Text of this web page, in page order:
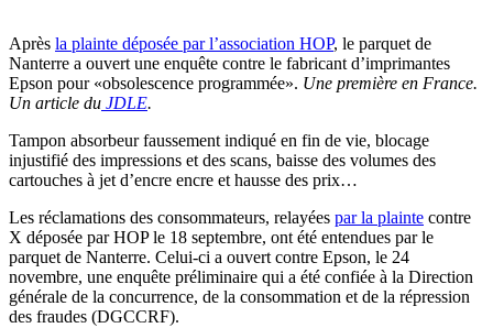
Après la plainte déposée par l’association HOP, le parquet de
Nanterre a ouvert une enquête contre le fabricant d’imprimantes
Epson pour «obsolescence programmée». Une première en France.
Un article du JDLE.
Tampon absorbeur faussement indiqué en fin de vie, blocage
injustifié des impressions et des scans, baisse des volumes des
cartouches à jet d’encre encre et hausse des prix…
Les réclamations des consommateurs, relayées par la plainte contre
X déposée par HOP le 18 septembre, ont été entendues par le
parquet de Nanterre. Celui-ci a ouvert contre Epson, le 24
novembre, une enquête préliminaire qui a été confiée à la Direction
générale de la concurrence, de la consommation et de la répression
des fraudes (DGCCRF).